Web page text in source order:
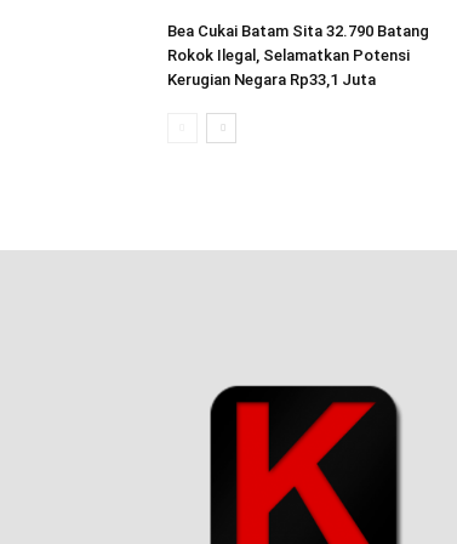
Bea Cukai Batam Sita 32.790 Batang
Rokok Ilegal, Selamatkan Potensi
Kerugian Negara Rp33,1 Juta